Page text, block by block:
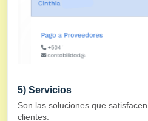
5) Servicios
Son las soluciones que
clientes.